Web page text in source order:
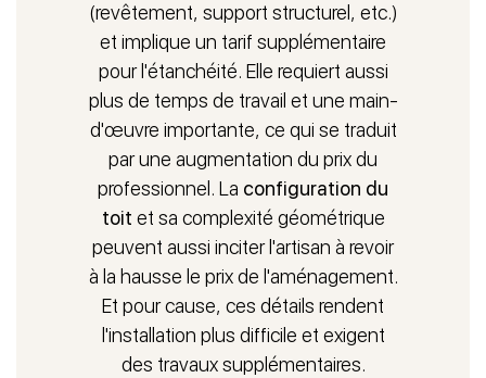
aménagement paysagerest axé sur la construction
d'un espace relaxant et esthétique. Le professionnel
recourt alors à l'utilisation d'arbustes, de plantes, de
fleurs, etc. Il peut aussi privilégier une pelouse
synthétique et les mobiliers de jardin. En ce qui
concerne l'aménagement fonctionnel, il maximise
l'utilisation pratique du cadre avec plusieurs types
d'installation. L'accent est aussi mis sur l'utilisation
d'éléments comme la dalle de terrasse, l'éclairage, les
installations de cuisine, etc. En clair, cette construction
permet d'aménager la toiture pour des activités
spécifiques.
(revêtement, support structurel, etc.)
et implique un tarif supplémentaire
pour l'étanchéité. Elle requiert aussi
plus de temps de travail et une main-
d'œuvre importante, ce qui se traduit
par une augmentation du prix du
professionnel. La configuration du
toit et sa complexité géométrique
peuvent aussi inciter l'artisan à revoir
à la hausse le prix de l'aménagement.
Et pour cause, ces détails rendent
l'installation plus difficile et exigent
des travaux supplémentaires.